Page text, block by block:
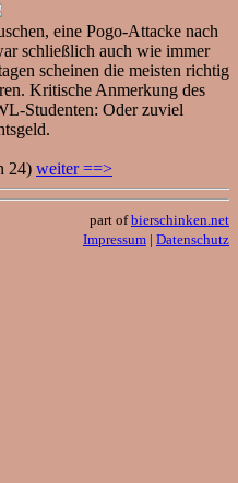
eine Pogo-Attacke nach
schließlich auch wie immer
scheinen die meisten richtig
Kritische Anmerkung des
Studenten: Oder zuviel
24) weiter ==>
part ofbierschinken.net
Impressum | Datenschutz